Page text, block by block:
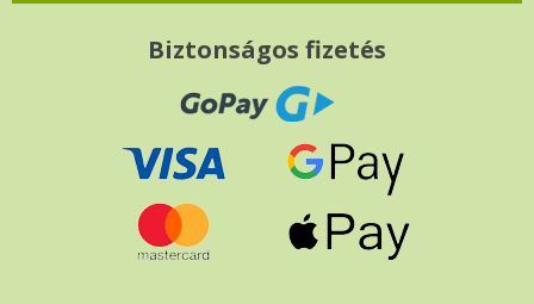
Biztonságos fizetés